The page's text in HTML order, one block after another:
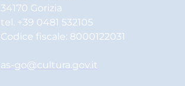
34170 Gorizia
tel. +39 0481 532105
Codice fiscale: 8000122031
as-go@cultura.gov.it